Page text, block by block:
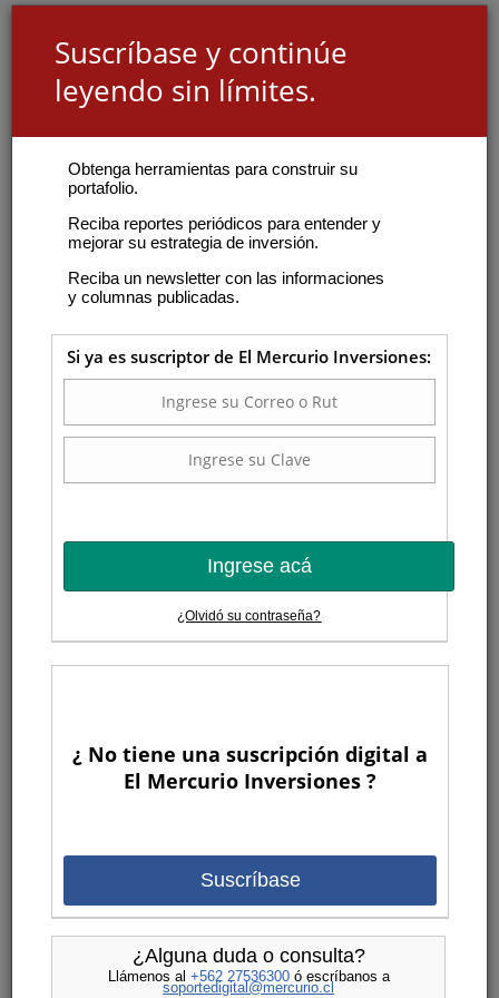
Suscríbase y continúe
leyendo sin límites.
Obtenga herramientas para construir su
portafolio.
Reciba reportes periódicos para entender y
mejorar su estrategia de inversión.
Reciba un newsletter con las informaciones
y columnas publicadas.
Si ya es suscriptor de El Mercurio Inversiones:
Ingrese acá
¿Olvidó su contraseña?
¿ No tiene una suscripción digital a
El Mercurio Inversiones ?
Suscríbase
¿Alguna duda o consulta?
Llámenos al +562 27536300ó escríbanos a
soportedigital@mercurio.cl